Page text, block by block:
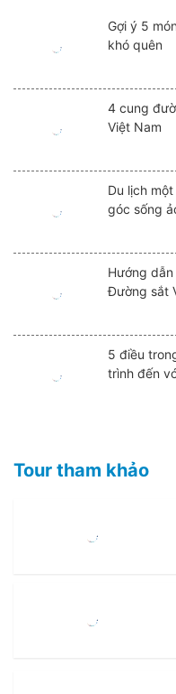
Gợi ý 5
khó quên
4 cung
Việt Nam
Du lịch
góc sống
Hướng
Đường sắt
5 điều
trình đến
Tour tham khảo